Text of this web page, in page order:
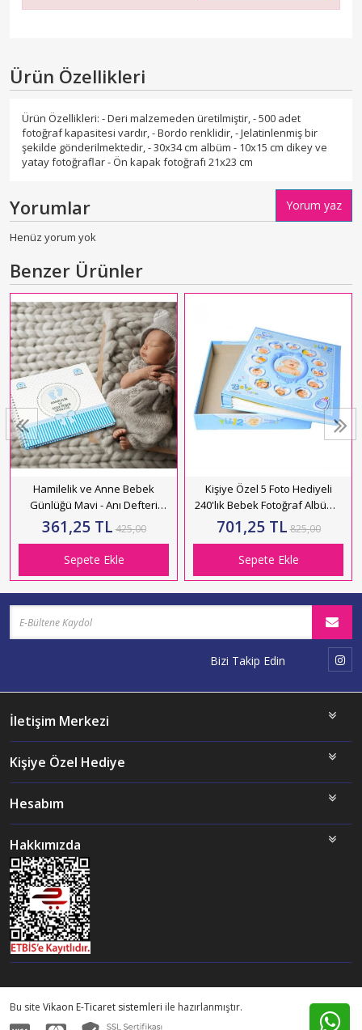
Ürün Özellikleri
Ürün Özellikleri: - Deri malzemeden üretilmiştir, - 500 adet
fotoğraf kapasitesi vardır, - Bordo renklidir, - Jelatinlenmiş bir
şekilde gönderilmektedir, - 30x34 cm albüm - 10x15 cm dikey ve
yatay fotoğraflar - Ön kapak fotoğrafı 21x23 cm
Yorumlar Yorum yaz
Henüz yorum yok
Benzer Ürünler
Hamilelik ve Anne Bebek
Günlüğü Mavi - Anı Defteri
20x23 cm
361,25 TL 425,00
Sepete Ekle
Kişiye Özel 5 Foto Hediyeli
240'lık Bebek Fotoğraf Albümü
- 10X15 cm - Pembe Ve Mavi
701,25 TL 825,00
Sepete Ekle
Bizi Takip Edin
İletişim Merkezi
Kişiye Özel Hediye
Hesabım
Hakkımızda
Bu site Vikaon E-Ticaret sistemleri ile hazırlanmıştır.